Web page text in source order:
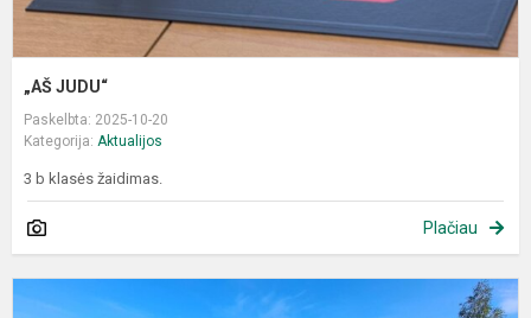
„AŠ JUDU“
Paskelbta: 2025-10-20
Kategorija: Aktualijos
3 b klasės žaidimas.
Plačiau